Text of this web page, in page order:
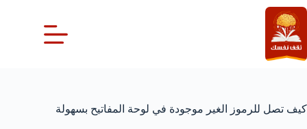
التجاوز
إلى
المحتوى
كيف تصل للرموز الغير موجودة في لوحة المفاتيح بسهولة